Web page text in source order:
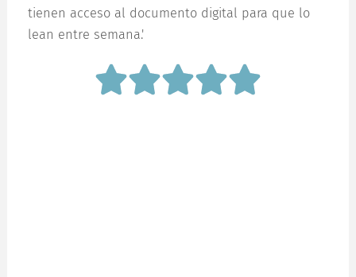
tienen acceso al documento digital para que lo
lean entre semana.'